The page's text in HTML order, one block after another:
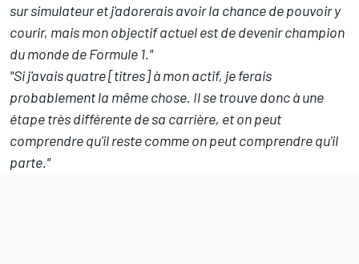
sur simulateur et j'adorerais avoir la chance de pouvoir y
courir, mais mon objectif actuel est de devenir champion
du monde de Formule 1."
"Si j'avais quatre [titres] à mon actif, je ferais
probablement la même chose. Il se trouve donc à une
étape très différente de sa carrière, et on peut
comprendre qu'il reste comme on peut comprendre qu'il
parte."